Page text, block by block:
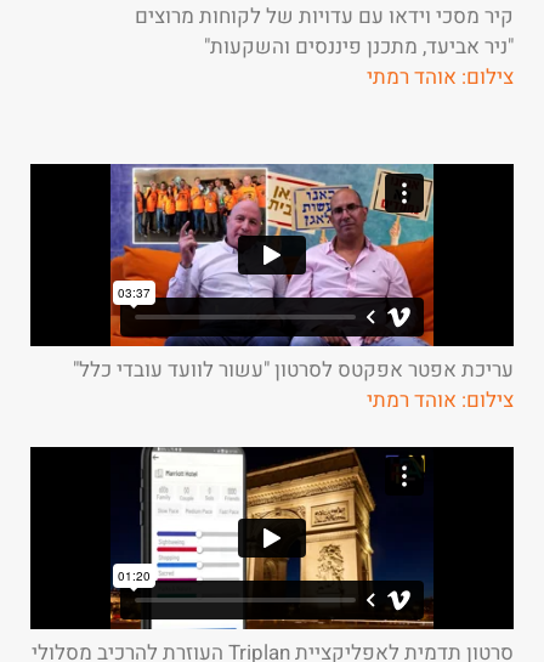
קיר מסכי וידאו עם עדויות של לקוחות מרוצים
"ניר אביעד, מתכנן פיננסים והשקעות"
צילום: אוהד רמתי
עריכת אפטר אפקטס לסרטון "עשור לוועד עובדי כלל"
צילום: אוהד רמתי
סרטון תדמית לאפליקציית Triplan העוזרת להרכיב מסלולי